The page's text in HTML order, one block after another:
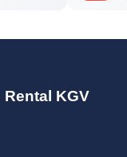
KGV